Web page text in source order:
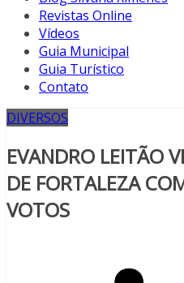
Revistas Online
Vídeos
Guia Municipal
Guia Turístico
Contato
DIVERSOS
EVANDRO LEITÃO
DE FORTALEZA
VOTOS